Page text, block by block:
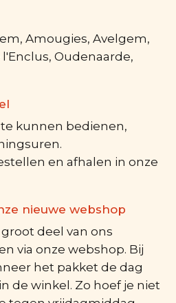
Amougies, Avelgem,
Oudenaarde,
kunnen bedienen,
en afhalen in onze
nieuwe webshop
deel van ons
via onze webshop. Bij
het pakket de dag
de winkel. Zo hoef je niet